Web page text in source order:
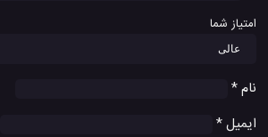
امتیاز شما
نام*
ایمیل*